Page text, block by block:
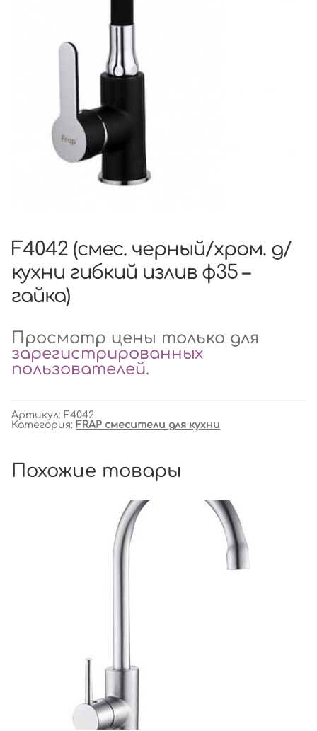
F4042 (смес. черный/хром. д/
кухни гибкий излив ф35 –
гайка)
Просмотр цены только для
зарегистрированных
пользователей.
Артикул: F4042
Категория: FRAP смесители для кухни
Похожие товары